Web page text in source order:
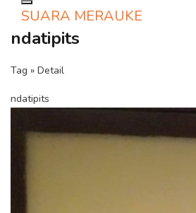
Toggle navigation
SUARA MERAUKE
ndatipits
Tag » Detail
ndatipits